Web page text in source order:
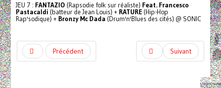
JEU 7 : FANTAZIO (Rapsodie folk sur réaliste) Feat. Francesco
Pastacaldi (batteur de Jean Louis) + RATURE (Hip-Hop
Rap'sodique) + Bronzy Mc Dada (Drum'n'Blues des cités) @ SONIC
Précédent Suivant